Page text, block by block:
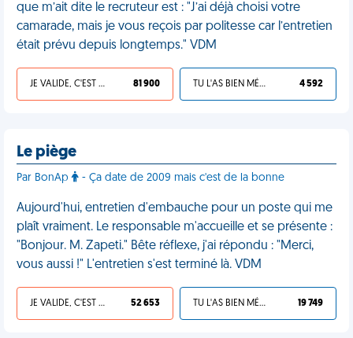
que m’ait dite le recruteur est : "J’ai déjà choisi votre
camarade, mais je vous reçois par politesse car l’entretien
était prévu depuis longtemps." VDM
JE VALIDE, C'EST UNE VDM 81 900 TU L'AS BIEN MÉRITÉ 4 592
Le piège
Par BonAp - Ça date de 2009 mais c'est de la bonne
Aujourd'hui, entretien d'embauche pour un poste qui me
plaît vraiment. Le responsable m'accueille et se présente :
"Bonjour. M. Zapeti." Bête réflexe, j'ai répondu : "Merci,
vous aussi !" L'entretien s'est terminé là. VDM
JE VALIDE, C'EST UNE VDM 52 653 TU L'AS BIEN MÉRITÉ 19 749